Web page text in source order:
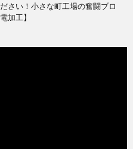
さい！小さな町工場の奮闘ブロ
加工】